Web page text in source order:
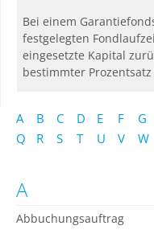
A B C D E F G
Q
R S T U V W
A
Abbuchungsauftrag
Bei einem
festgelegten
eingesetzte Kapital
bestimmter